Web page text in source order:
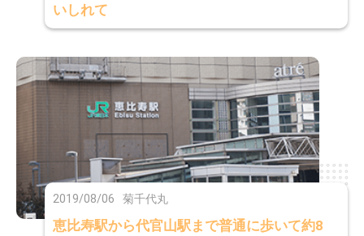
いしれて
2019/08/06 菊千代丸
恵比寿駅から代官山駅まで普通に歩いて約8